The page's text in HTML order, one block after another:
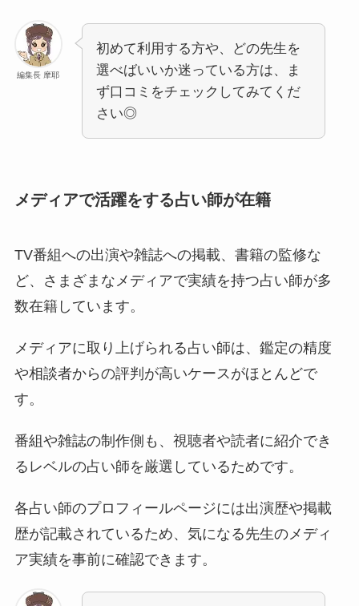
編集長 摩耶
初めて利用する方や、どの先生を
選べばいいか迷っている方は、ま
ず口コミをチェックしてみてくだ
さい◎
メディアで活躍をする占い師が在籍
TV番組への出演や雑誌への掲載、書籍の監修な
ど、さまざまなメディアで実績を持つ占い師が多
数在籍しています。
メディアに取り上げられる占い師は、鑑定の精度
や相談者からの評判が高いケースがほとんどで
す。
番組や雑誌の制作側も、視聴者や読者に紹介でき
るレベルの占い師を厳選しているためです。
各占い師のプロフィールページには出演歴や掲載
歴が記載されているため、気になる先生のメディ
ア実績を事前に確認できます。